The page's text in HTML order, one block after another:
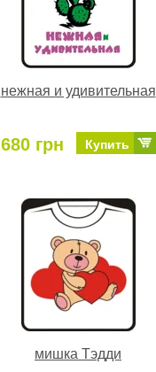
нежная и удивительная
680 грн Купить
мишка Тэдди